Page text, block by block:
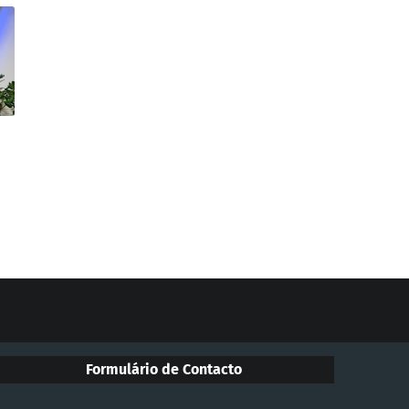
Formulário de Contacto